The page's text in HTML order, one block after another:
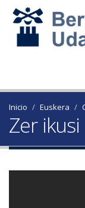
Inicio Euskera
Zer